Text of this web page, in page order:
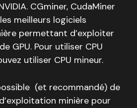
CGminer, CudaMiner
meilleurs logiciels
permettant d’exploiter
GPU. Pour utiliser CPU
utiliser CPU mineur.
(et recommandé) de
minière pour